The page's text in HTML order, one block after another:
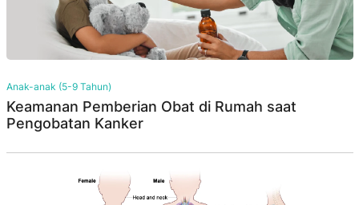
Anak-anak (5-9 Tahun)
Keamanan Pemberian Obat di Rumah saat
Pengobatan Kanker